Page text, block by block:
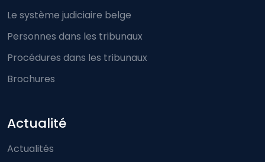
Le système judiciaire belge
Personnes dans les tribunaux
Procédures dans les tribunaux
Brochures
Actualité
Actualités